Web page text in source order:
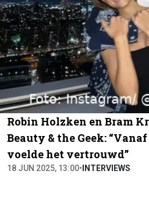
Robin Holzken en Bram
Beauty & the Geek:
voelde het vertrouwd”
18 JUN 2025, 13:00• INTERVIEWS